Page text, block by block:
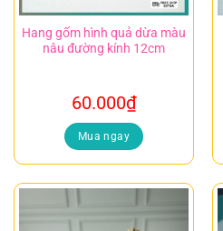
Hang gốm hình quả dừa màu
nâu đường kính 12cm
60.000₫
Mua ngay